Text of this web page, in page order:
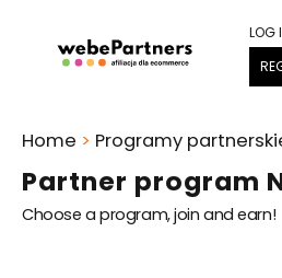
LOG
Partner program
Choose a program, join and earn!
Home > Programy